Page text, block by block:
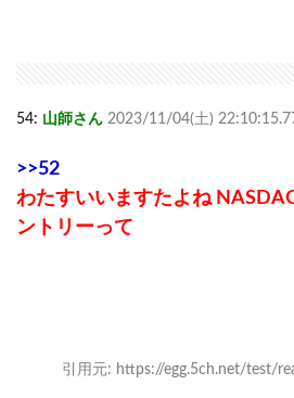
54: 山師さん 2023/11/04(土)
>>52
わたすいいますたよね
ントリーって
引用元: https://egg.5ch.net/test/